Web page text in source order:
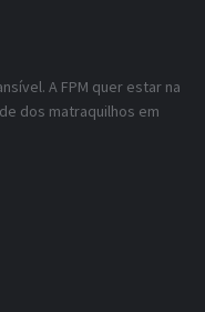
A FPM quer estar na
dos matraquilhos em